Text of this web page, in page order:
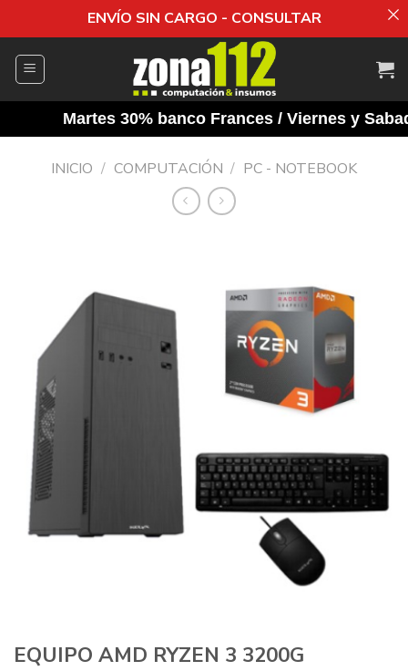
ENVÍO SIN CARGO - CONSULTAR
Martes 30% banco Frances / Viernes y
INICIO / COMPUTACIÓN / PC - NOTEBOOK
EQUIPO AMD RYZEN 3 3200G